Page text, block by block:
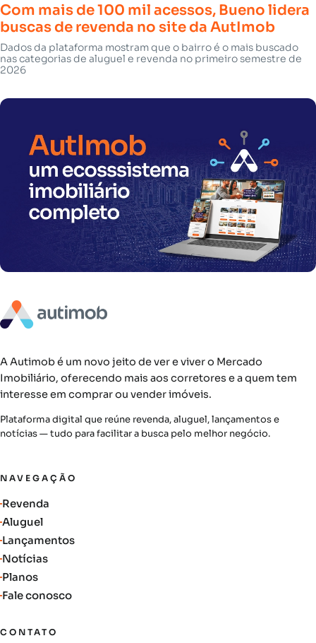
Com mais de 100 mil acessos, Bueno lidera
buscas de revenda no site da AutImob
Dados da plataforma mostram que o bairro é o mais buscado
nas categorias de aluguel e revenda no primeiro semestre de
2026
A Autimob é um novo jeito de ver e viver o Mercado
Imobiliário, oferecendo mais aos corretores e a quem tem
interesse em comprar ou vender imóveis.
Plataforma digital que reúne revenda, aluguel, lançamentos e
notícias — tudo para facilitar a busca pelo melhor negócio.
NAVEGAÇÃO
Revenda
Aluguel
Lançamentos
Notícias
Planos
Fale conosco
CONTATO